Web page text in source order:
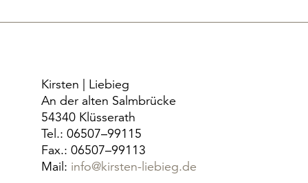
Kirsten | Liebieg
An der alten Salmbrücke
54340 Klüsserath
Tel.: 06507–99115
Fax.: 06507–99113
Mail: info@kirsten-liebieg.de